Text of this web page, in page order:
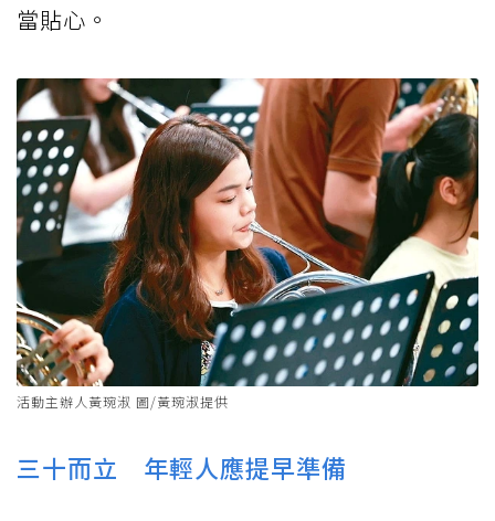
當貼心。
活動主辦人黃琬淑 圖/黃琬淑提供
三十而立 年輕人應提早準備